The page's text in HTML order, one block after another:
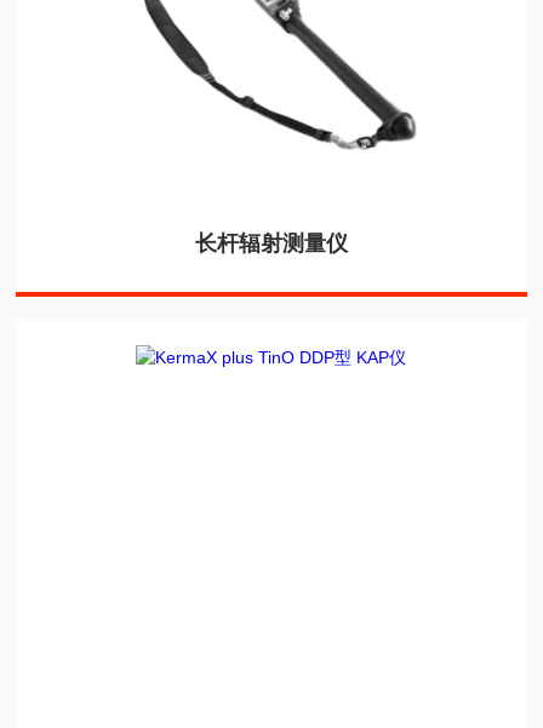
长杆辐射测量仪